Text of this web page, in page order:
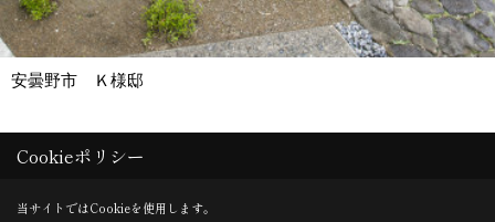
安曇野市 Ｋ様邸
Cookieポリシー
当サイトではCookieを使用します。